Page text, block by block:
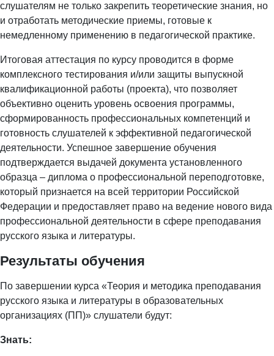
слушателям не только закрепить теоретические знания, но
и отработать методические приемы, готовые к
немедленному применению в педагогической практике.
Итоговая аттестация по курсу проводится в форме
комплексного тестирования и/или защиты выпускной
квалификационной работы (проекта), что позволяет
объективно оценить уровень освоения программы,
сформированность профессиональных компетенций и
готовность слушателей к эффективной педагогической
деятельности. Успешное завершение обучения
подтверждается выдачей документа установленного
образца – диплома о профессиональной переподготовке,
который признается на всей территории Российской
Федерации и предоставляет право на ведение нового вида
профессиональной деятельности в сфере преподавания
русского языка и литературы.
Результаты обучения
По завершении курса «Теория и методика преподавания
русского языка и литературы в образовательных
организациях (ПП)» слушатели будут:
Знать: